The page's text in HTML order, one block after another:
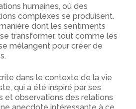
humaines, où des
complexes se produisent.
dont les sentiments
transformer, tout comme les
mélangent pour créer de
dans le contexte de la vie
qui a été inspiré par ses
et observations des relations